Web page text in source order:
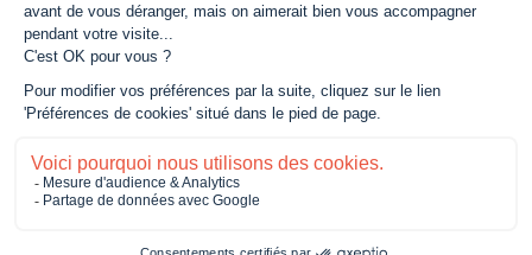
Alexandra Cherqui
Investor Relations
Senior
Romain Cortet
Investor Relations